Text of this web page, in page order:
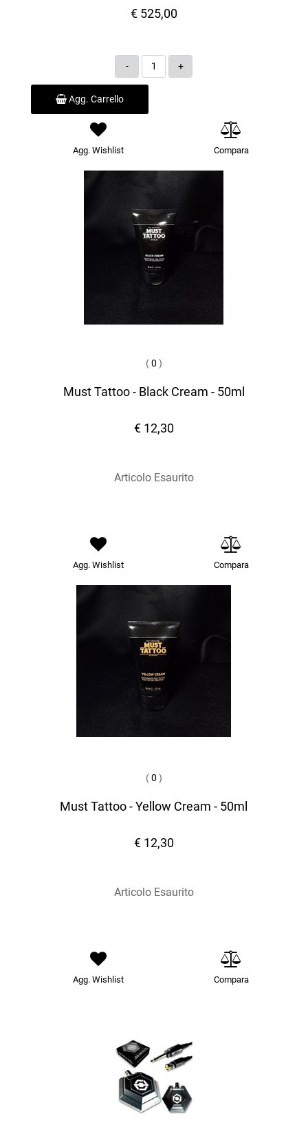
€ 525,00
Quantità
Agg. Carrello
Agg. Wishlist Compara
(0 )
Must Tattoo - Black Cream - 50ml
€ 12,30
Articolo Esaurito
Agg. Wishlist Compara
(0 )
Must Tattoo - Yellow Cream - 50ml
€ 12,30
Articolo Esaurito
Agg. Wishlist Compara